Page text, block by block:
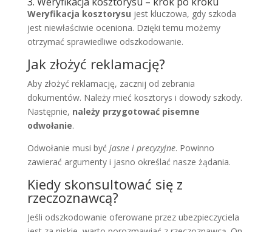
Weryfikacja kosztorysu jest kluczowa, gdy szkoda
jest niewłaściwie oceniona. Dzięki temu możemy
otrzymać sprawiedliwe odszkodowanie.
Jak złożyć reklamację?
Aby złożyć reklamację, zacznij od zebrania
dokumentów. Należy mieć kosztorys i dowody szkody.
Następnie, należy przygotować pisemne
odwołanie.
Odwołanie musi być jasne i precyzyjne. Powinno
zawierać argumenty i jasno określać nasze żądania.
Kiedy skonsultować się z
rzeczoznawcą?
Jeśli odszkodowanie oferowane przez ubezpieczyciela